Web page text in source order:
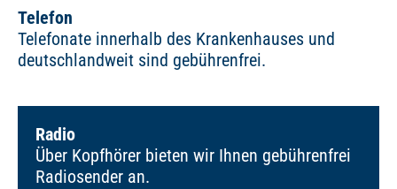
Telefon
Telefonate innerhalb des Krankenhauses und
deutschlandweit sind gebührenfrei.
Radio
Über Kopfhörer bieten wir Ihnen gebührenfrei
Radiosender an.